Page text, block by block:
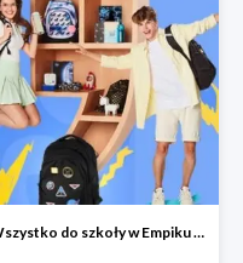
Wszystko do szkoły w Empiku do -50%